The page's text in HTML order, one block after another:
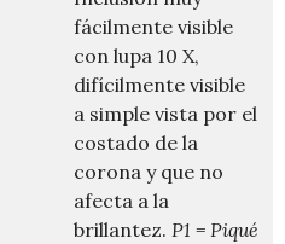
fácilmente visible
con lupa 10 X,
difícilmente visible
a simple vista por el
costado de la
corona y que no
afecta a la
brillantez. P1 = Piqué